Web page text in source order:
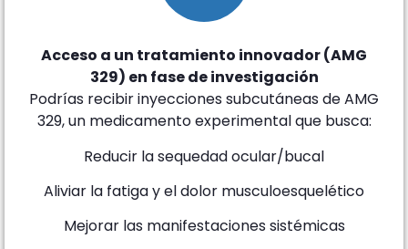
Acceso a un tratamiento innovador (AMG
329) en fase de investigación
Podrías recibir inyecciones subcutáneas de AMG
329, un medicamento experimental que busca:
Reducir la sequedad ocular/bucal
Aliviar la fatiga y el dolor musculoesquelético
Mejorar las manifestaciones sistémicas